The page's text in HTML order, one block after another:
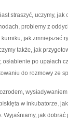
straszyć, uczymy,
problemy z
jak zmniejszać
także, jak
po upałach
do rozmowy ze
w inkubatorze,
jak